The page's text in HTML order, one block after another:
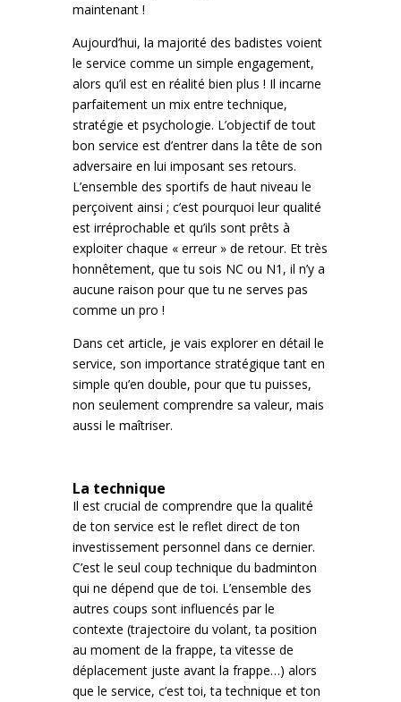
maintenant !
Aujourd’hui, la majorité des badistes voient
le service comme un simple engagement,
alors qu’il est en réalité bien plus ! Il incarne
parfaitement un mix entre technique,
stratégie et psychologie. L’objectif de tout
bon service est d’entrer dans la tête de son
adversaire en lui imposant ses retours.
L’ensemble des sportifs de haut niveau le
perçoivent ainsi ; c’est pourquoi leur qualité
est irréprochable et qu’ils sont prêts à
exploiter chaque « erreur » de retour. Et très
honnêtement, que tu sois NC ou N1, il n’y a
aucune raison pour que tu ne serves pas
comme un pro !
Dans cet article, je vais explorer en détail le
service, son importance stratégique tant en
simple qu’en double, pour que tu puisses,
non seulement comprendre sa valeur, mais
aussi le maîtriser.
La technique
Il est crucial de comprendre que la qualité
de ton service est le reflet direct de ton
investissement personnel dans ce dernier.
C’est le seul coup technique du badminton
qui ne dépend que de toi. L’ensemble des
autres coups sont influencés par le
contexte (trajectoire du volant, ta position
au moment de la frappe, ta vitesse de
déplacement juste avant la frappe…) alors
que le service, c’est toi, ta technique et ton